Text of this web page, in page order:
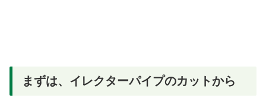
まずは、イレクターパイプのカットから